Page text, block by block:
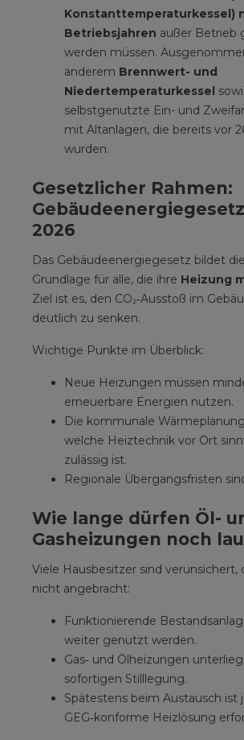
Konstanttemperaturkessel)
Betriebsjahren außer Betrieb
werden müssen.
anderem Brennwert- und
Niedertemperaturkessel
selbstgenutzte Ein- und
mit Altanlagen, die bereits vor
wurden.
Gesetzlicher Rahmen:
Gebäudeenergiegesetz
2026
Das Gebäudeenergiegesetz bildet
Grundlage für alle, die ihre Heizung
Ziel ist es, den CO₂‑Ausstoß im
deutlich zu senken.
Wichtige Punkte im Überblick:
Neue Heizungen müssen
erneuerbare Energien nutzen.
Die kommunale
welche Heiztechnik vor Ort
zulässig ist.
Regionale Übergangsfristen
Wie lange dürfen Öl-
Gasheizungen noch
Viele Hausbesitzer sind verunsichert,
nicht angebracht:
Funktionierende
weiter genutzt werden.
Gas‑ und Ölheizungen
sofortigen Stilllegung.
Spätestens beim Austausch ist
GEG‑konforme Heizlösung